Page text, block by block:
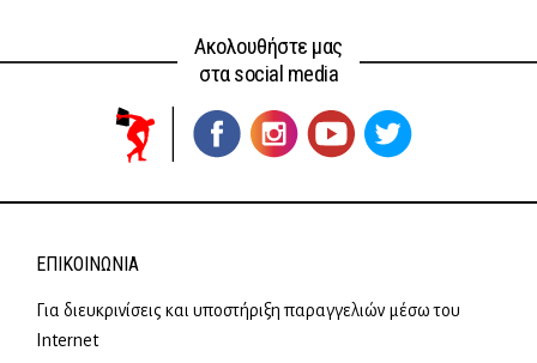
Ακολουθήστε μας
στα social media
ΕΠΙΚΟΙΝΩΝΊΑ
Για διευκρινίσεις και υποστήριξη παραγγελιών μέσω του
Internet